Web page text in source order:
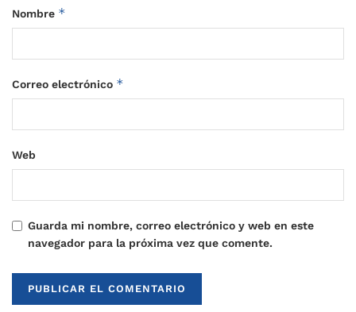
Nombre *
Correo electrónico *
Web
Guarda mi nombre, correo electrónico y web en este
navegador para la próxima vez que comente.